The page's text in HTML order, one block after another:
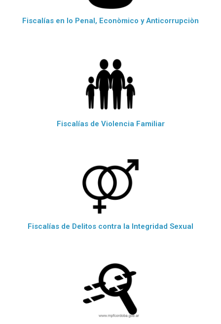
Fiscalías en lo Penal, Econòmico y Anticorrupciòn
Fiscalías de Violencia Familiar
Fiscalías de Delitos contra la Integridad Sexual